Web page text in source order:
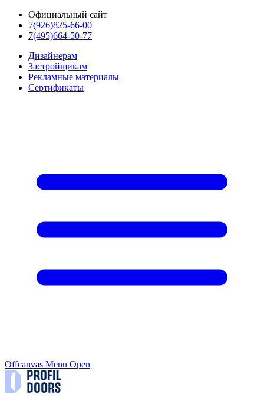
Официальный сайт
7(926)825-66-00
7(495)664-50-77
Дизайнерам
Застройщикам
Рекламные материалы
Сертификаты
Offcanvas Menu Open